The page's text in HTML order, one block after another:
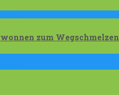
zum Wegschmelzen